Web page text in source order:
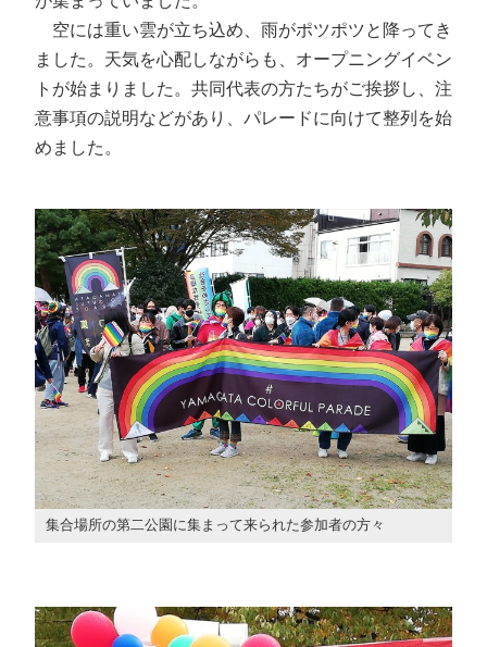
空には重い雲が立ち込め、雨がポツポツと降ってき
ました。天気を心配しながらも、オープニングイベン
トが始まりました。共同代表の方たちがご挨拶し、注
意事項の説明などがあり、パレードに向けて整列を始
めました。
集合場所の第二公園に集まって来られた参加者の方々